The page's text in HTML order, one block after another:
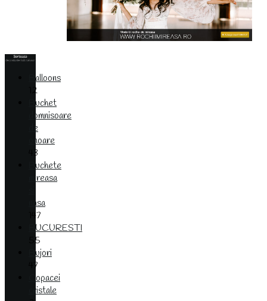
Balloons
12
Buchet
domnisoare
de
onoare
43
Buchete
mireasa
nasa
147
BUCURESTI
55
Bujori
47
Copacei
cristale